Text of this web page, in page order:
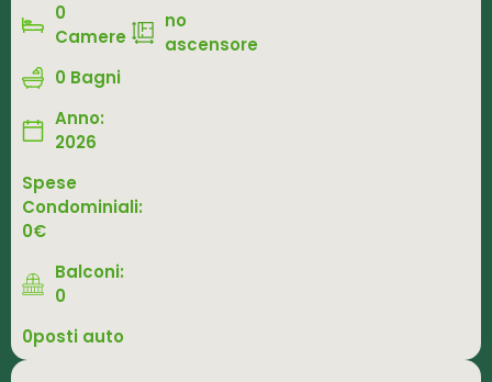
0
Camere
0 Bagni
Anno:
2026
Spese
Condominiali:
0€
Balconi:
0
0posti auto
no
ascensore